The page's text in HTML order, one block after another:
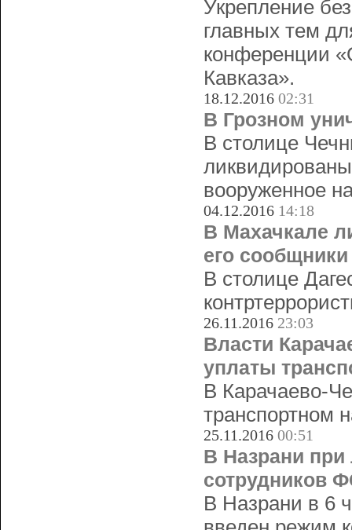
Укрепление
главных тем
конференции
Кавказа».
18.12.2016 02:31
В Грозном
В столице
вооруженное
04.12.2016 14:18
В Махачкале
его сообщники
В столице
26.11.2016 23:03
Власти
уплаты
В Карачаево-
транспортном
25.11.2016 00:51
В Назрани при
сотрудников
В Назрани в 6